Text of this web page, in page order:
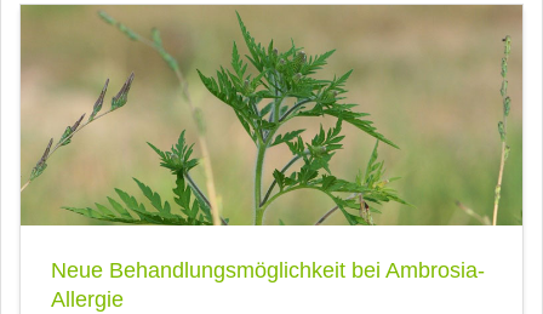
Neue Behandlungsmöglichkeit bei Ambrosia-
Allergie